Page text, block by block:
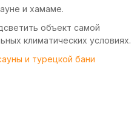
и хамаме.
объект самой
климатических условиях.
и турецкой бани